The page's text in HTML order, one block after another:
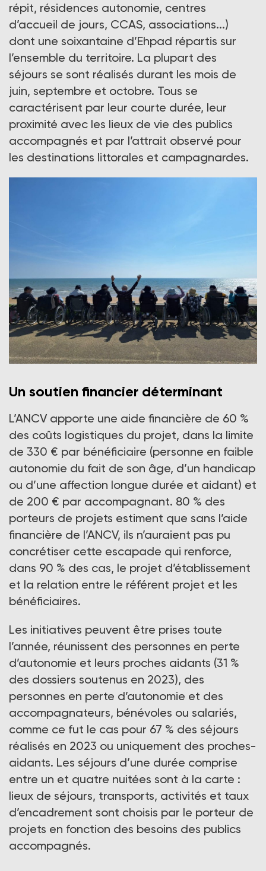
répit, résidences autonomie, centres
d’accueil de jours, CCAS, associations...)
dont une soixantaine d’Ehpad répartis sur
l’ensemble du territoire. La plupart des
séjours se sont réalisés durant les mois de
juin, septembre et octobre. Tous se
caractérisent par leur courte durée, leur
proximité avec les lieux de vie des publics
accompagnés et par l’attrait observé pour
les destinations littorales et campagnardes.
accessibles à tous.
Un soutien financier déterminant
L’ANCV apporte une aide financière de 60 %
des coûts logistiques du projet, dans la limite
de 330 € par bénéficiaire (personne en faible
autonomie du fait de son âge, d’un handicap
ou d’une affection longue durée et aidant) et
de 200 € par accompagnant. 80 % des
porteurs de projets estiment que sans l’aide
financière de l’ANCV, ils n’auraient pas pu
concrétiser cette escapade qui renforce,
dans 90 % des cas, le projet d’établissement
et la relation entre le référent projet et les
bénéficiaires.
Les initiatives peuvent être prises toute
l’année, réunissent des personnes en perte
d’autonomie et leurs proches aidants (31 %
des dossiers soutenus en 2023), des
personnes en perte d’autonomie et des
accompagnateurs, bénévoles ou salariés,
comme ce fut le cas pour 67 % des séjours
réalisés en 2023 ou uniquement des proches-
aidants. Les séjours d’une durée comprise
entre un et quatre nuitées sont à la carte :
lieux de séjours, transports, activités et taux
d’encadrement sont choisis par le porteur de
projets en fonction des besoins des publics
accompagnés.